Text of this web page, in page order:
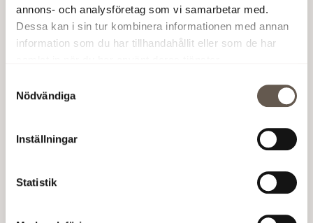
annons- och analysföretag som vi samarbetar med.
Dessa kan i sin tur kombinera informationen med annan
information som du har tillhandahållit eller som de har
Nödvändiga
Inställningar
Statistik
+